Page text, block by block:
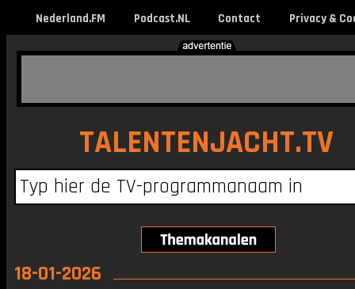
Nederland.FM Podcast.NL Contact Privacy &
TALENTENJACHT.TV
18-01-2026